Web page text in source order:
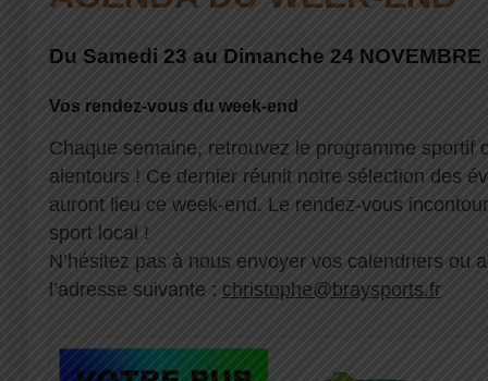
Du Samedi 23 au Dimanche 24 NOVEMBRE
Vos rendez-vous du week-end
Chaque semaine, retrouvez le programme sportif
alentours ! Ce dernier réunit notre sélection des
auront lieu ce week-end. Le rendez-vous
sport local !
N’hésitez pas à nous envoyer vos calendriers ou
l’adresse suivante : christophe@braysports.fr